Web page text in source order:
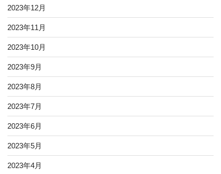
2023年12月
2023年11月
2023年10月
2023年9月
2023年8月
2023年7月
2023年6月
2023年5月
2023年4月